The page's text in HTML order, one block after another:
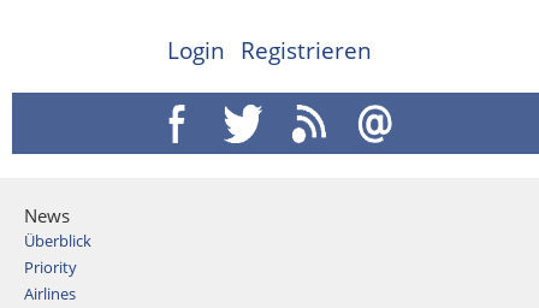
Login Registrieren
News
Überblick
Priority
Airlines